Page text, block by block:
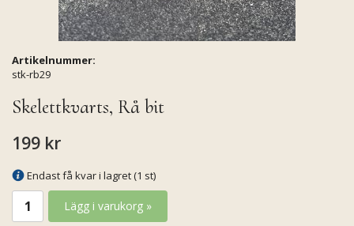
Artikelnummer:
stk-rb29
Skelettkvarts, Rå bit
199 kr
Endast få kvar i lagret (1 st)
Lägg i varukorg »